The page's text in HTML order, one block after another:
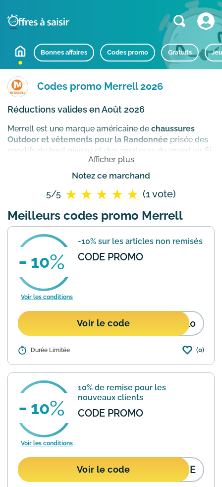
Bonnes affaires Codes promo Gratuits
Codes promo Merrell 2026
Réductions valides en Août 2026
Merrell est une marque américaine de chaussures
Outdoor et vêtements pour la Randonnée prisée des
sportifs de haut niveau et des amateurs du grand air. Si
vous recherchez une paire de chaussures solides pour
votre prochaine aventure les modèles Merrell
promotionnel Merrell ?
Afficher plus
Notez ce marchand
5/5 (1 vote)
Meilleurs codes promo Merrell
10
-10% sur les articles non remisés
CODE PROMO
Voir les conditions
Voir le code K10
Détails : Avec code de réduction Merrell profitez
commande ne profitant pas déjà d'une
remise.
Durée Limitée (0)
10
10% de remise pour les
nouveaux clients
CODE PROMO
Voir les conditions
Voir le code NUE